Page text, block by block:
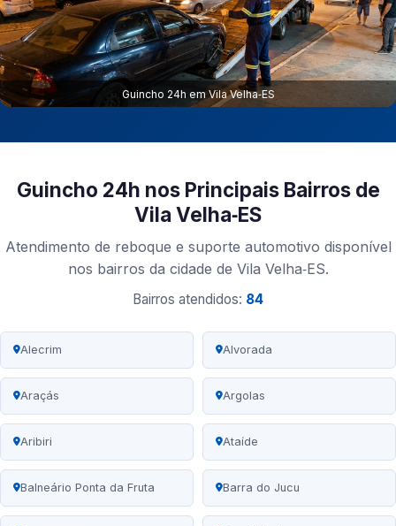
Guincho 24h em Vila Velha‑ES
Guincho 24h nos Principais Bairros de
Vila Velha‑ES
Atendimento de reboque e suporte automotivo disponível
nos bairros da cidade de Vila Velha‑ES.
Bairros atendidos: 84
Alecrim Alvorada
Araçás Argolas
Aribiri Ataíde
Balneário Ponta da Fruta Barra do Jucu